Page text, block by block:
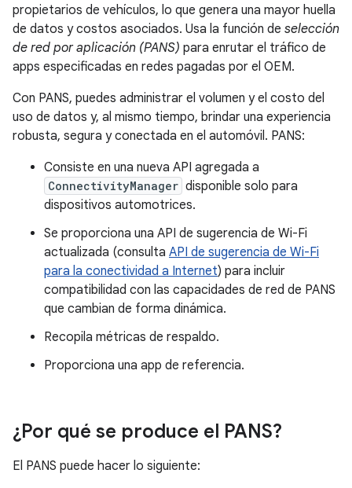
propietarios de vehículos, lo que genera una mayor huella
de datos y costos asociados. Usa la función de selección
de red por aplicación (PANS) para enrutar el tráfico de
apps especificadas en redes pagadas por el OEM.
Con PANS, puedes administrar el volumen y el costo del
uso de datos y, al mismo tiempo, brindar una experiencia
robusta, segura y conectada en el automóvil. PANS:
Consiste en una nueva API agregada a
ConnectivityManager disponible solo para
dispositivos automotrices.
Se proporciona una API de sugerencia de Wi-Fi
actualizada (consulta API de sugerencia de Wi-Fi
para la conectividad a Internet) para incluir
compatibilidad con las capacidades de red de PANS
que cambian de forma dinámica.
Recopila métricas de respaldo.
Proporciona una app de referencia.
¿Por qué se produce el PANS?
El PANS puede hacer lo siguiente: